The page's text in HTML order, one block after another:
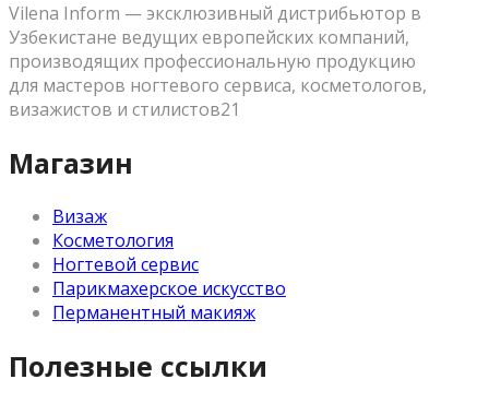
Vilena Inform — эксклюзивный дистрибьютор в
Узбекистане ведущих европейских компаний,
производящих профессиональную продукцию
для мастеров ногтевого сервиса, косметологов,
визажистов и стилистов21
Магазин
Визаж
Косметология
Ногтевой сервис
Парикмахерское искусство
Перманентный макияж
Полезные ссылки